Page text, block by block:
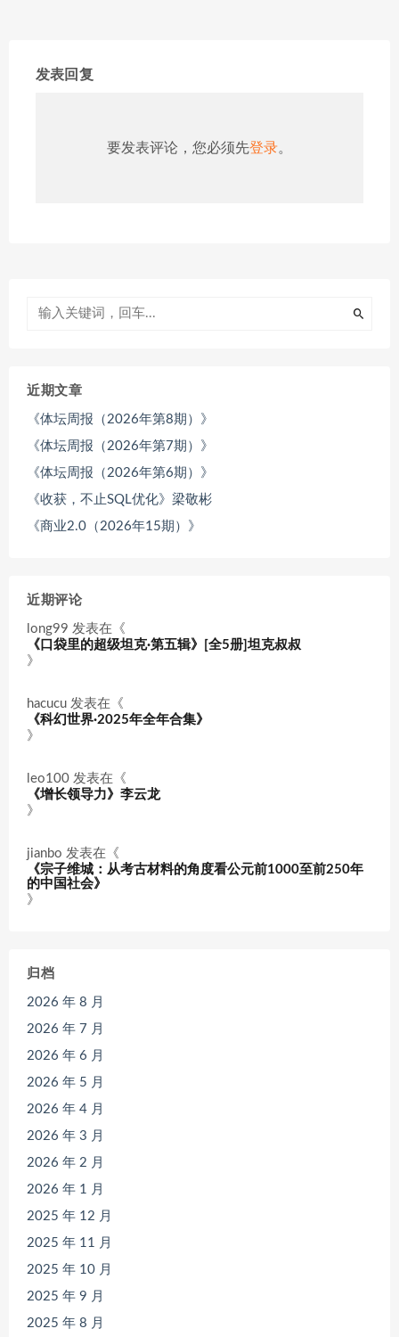
发表回复
要发表评论，您必须先登录。
近期文章
《体坛周报（2026年第8期）》
《体坛周报（2026年第7期）》
《体坛周报（2026年第6期）》
《收获，不止SQL优化》梁敬彬
《商业2.0（2026年15期）》
近期评论
long99 发表在《
《口袋里的超级坦克·第五辑》[全5册]坦克叔叔
》
hacucu 发表在《
《科幻世界·2025年全年合集》
》
leo100 发表在《
《增长领导力》李云龙
》
jianbo 发表在《
《宗子维城：从考古材料的角度看公元前1000至前250年
的中国社会》
》
归档
2026 年 8 月
2026 年 7 月
2026 年 6 月
2026 年 5 月
2026 年 4 月
2026 年 3 月
2026 年 2 月
2026 年 1 月
2025 年 12 月
2025 年 11 月
2025 年 10 月
2025 年 9 月
2025 年 8 月